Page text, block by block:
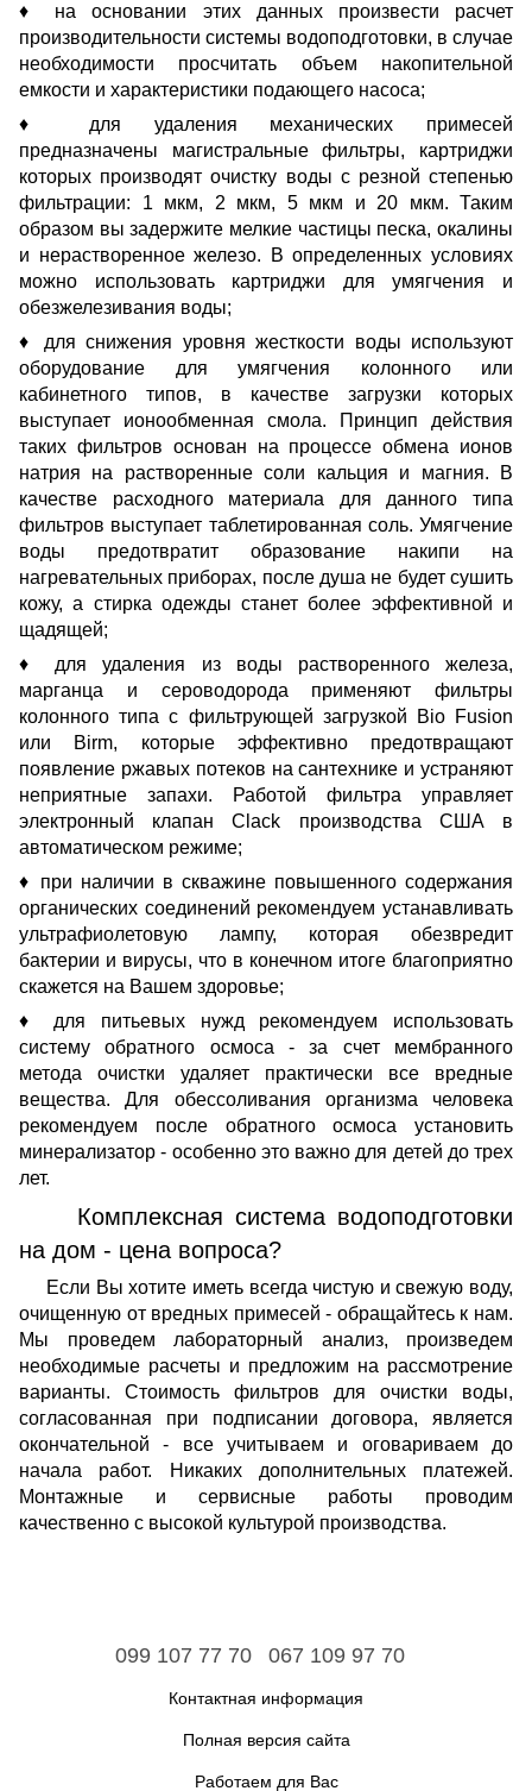
♦ на основании этих данных произвести расчет
производительности системы водоподготовки, в случае
необходимости просчитать объем накопительной
емкости и характеристики подающего насоса;
♦ для удаления механических примесей
предназначены магистральные фильтры, картриджи
которых производят очистку воды с резной степенью
фильтрации: 1 мкм, 2 мкм, 5 мкм и 20 мкм. Таким
образом вы задержите мелкие частицы песка, окалины
и нерастворенное железо. В определенных условиях
можно использовать картриджи для умягчения и
обезжелезивания воды;
♦ для снижения уровня жесткости воды используют
оборудование для умягчения колонного или
кабинетного типов, в качестве загрузки которых
выступает ионообменная смола. Принцип действия
таких фильтров основан на процессе обмена ионов
натрия на растворенные соли кальция и магния. В
качестве расходного материала для данного типа
фильтров выступает таблетированная соль. Умягчение
воды предотвратит образование накипи на
нагревательных приборах, после душа не будет сушить
кожу, а стирка одежды станет более эффективной и
щадящей;
♦ для удаления из воды растворенного железа,
марганца и сероводорода применяют фильтры
колонного типа с фильтрующей загрузкой Bio Fusion
или Birm, которые эффективно предотвращают
появление ржавых потеков на сантехнике и устраняют
неприятные запахи. Работой фильтра управляет
электронный клапан Clack производства США в
автоматическом режиме;
♦ при наличии в скважине повышенного содержания
органических соединений рекомендуем устанавливать
ультрафиолетовую лампу, которая обезвредит
бактерии и вирусы, что в конечном итоге благоприятно
скажется на Вашем здоровье;
♦ для питьевых нужд рекомендуем использовать
систему обратного осмоса - за счет мембранного
метода очистки удаляет практически все вредные
вещества. Для обессоливания организма человека
рекомендуем после обратного осмоса установить
минерализатор - особенно это важно для детей до трех
лет.
Комплексная система водоподготовки
на дом - цена вопроса?
Если Вы хотите иметь всегда чистую и свежую воду,
очищенную от вредных примесей - обращайтесь к нам.
Мы проведем лабораторный анализ, произведем
необходимые расчеты и предложим на рассмотрение
варианты. Стоимость фильтров для очистки воды,
согласованная при подписании договора, является
окончательной - все учитываем и оговариваем до
начала работ. Никаких дополнительных платежей.
Монтажные и сервисные работы проводим
качественно с высокой культурой производства.
099 107 77 70 067 109 97 70
Контактная информация
Полная версия сайта
Работаем для Вас